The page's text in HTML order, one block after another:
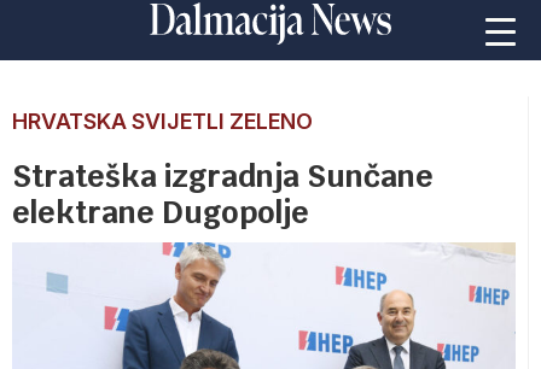
HRVATSKA SVIJETLI ZELENO
Strateška izgradnja Sunčane
elektrane Dugopolje